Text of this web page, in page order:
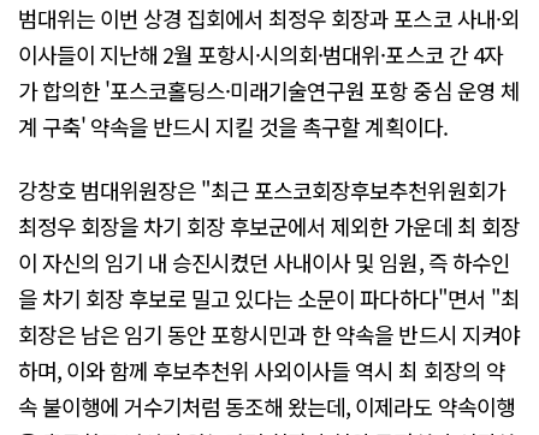
범대위는 이번 상경 집회에서 최정우 회장과 포스코 사내·외
이사들이 지난해 2월 포항시·시의회·범대위·포스코 간 4자
가 합의한 '포스코홀딩스·미래기술연구원 포항 중심 운영 체
계 구축' 약속을 반드시 지킬 것을 촉구할 계획이다.
강창호 범대위원장은 "최근 포스코회장후보추천위원회가
최정우 회장을 차기 회장 후보군에서 제외한 가운데 최 회장
이 자신의 임기 내 승진시켰던 사내이사 및 임원, 즉 하수인
을 차기 회장 후보로 밀고 있다는 소문이 파다하다"면서 "최
회장은 남은 임기 동안 포항시민과 한 약속을 반드시 지켜야
하며, 이와 함께 후보추천위 사외이사들 역시 최 회장의 약
속 불이행에 거수기처럼 동조해 왔는데, 이제라도 약속이행